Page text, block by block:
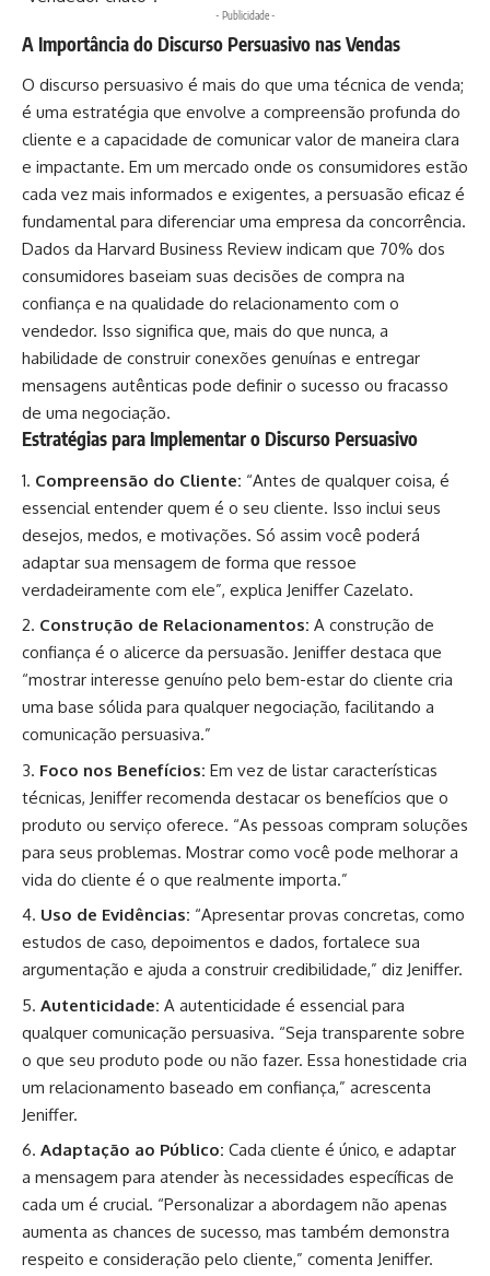
- Publicidade -
A Importância do Discurso Persuasivo nas Vendas
O discurso persuasivo é mais do que uma técnica de venda;
é uma estratégia que envolve a compreensão profunda do
cliente e a capacidade de comunicar valor de maneira clara
e impactante. Em um mercado onde os consumidores estão
cada vez mais informados e exigentes, a persuasão eficaz é
fundamental para diferenciar uma empresa da concorrência.
Dados da Harvard Business Review indicam que 70% dos
consumidores baseiam suas decisões de compra na
confiança e na qualidade do relacionamento com o
vendedor. Isso significa que, mais do que nunca, a
habilidade de construir conexões genuínas e entregar
mensagens autênticas pode definir o sucesso ou fracasso
de uma negociação.
Estratégias para Implementar o Discurso Persuasivo
Compreensão do Cliente: “Antes de qualquer coisa, é
essencial entender quem é o seu cliente. Isso inclui seus
desejos, medos, e motivações. Só assim você poderá
adaptar sua mensagem de forma que ressoe
verdadeiramente com ele”, explica Jeniffer Cazelato.
Construção de Relacionamentos: A construção de
confiança é o alicerce da persuasão. Jeniffer destaca que
“mostrar interesse genuíno pelo bem-estar do cliente cria
uma base sólida para qualquer negociação, facilitando a
comunicação persuasiva.”
Foco nos Benefícios: Em vez de listar características
técnicas, Jeniffer recomenda destacar os benefícios que o
produto ou serviço oferece. “As pessoas compram soluções
para seus problemas. Mostrar como você pode melhorar a
vida do cliente é o que realmente importa.”
Uso de Evidências: “Apresentar provas concretas, como
estudos de caso, depoimentos e dados, fortalece sua
argumentação e ajuda a construir credibilidade,” diz Jeniffer.
Autenticidade: A autenticidade é essencial para
qualquer comunicação persuasiva. “Seja transparente sobre
o que seu produto pode ou não fazer. Essa honestidade cria
um relacionamento baseado em confiança,” acrescenta
Jeniffer.
Adaptação ao Público: Cada cliente é único, e adaptar
a mensagem para atender às necessidades específicas de
cada um é crucial. “Personalizar a abordagem não apenas
aumenta as chances de sucesso, mas também demonstra
respeito e consideração pelo cliente,” comenta Jeniffer.